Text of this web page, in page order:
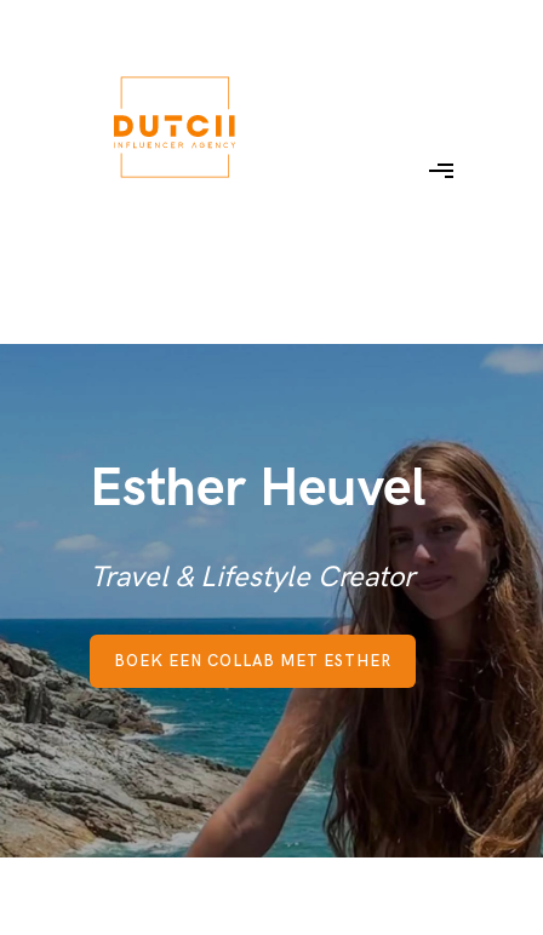
Esther Heuvel
Travel & Lifestyle Creator
BOEK EEN COLLAB MET ESTHER